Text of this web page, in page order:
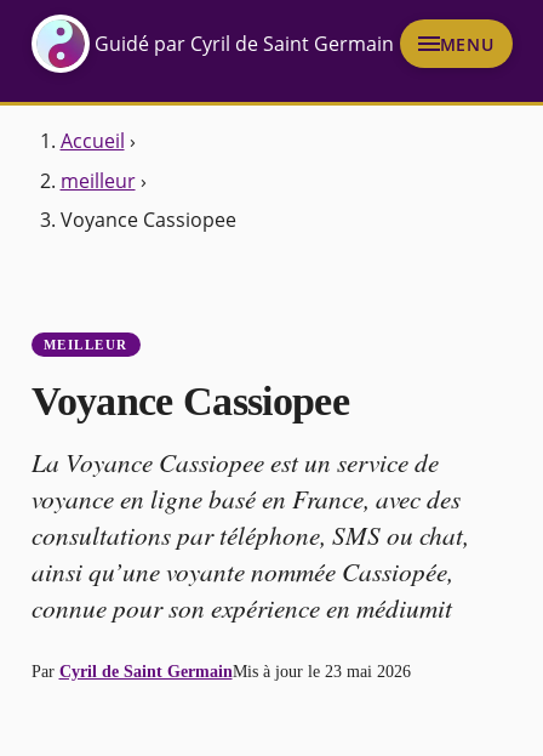
Guidé par Cyril de Saint Germain MENU
Accueil ›
meilleur ›
Voyance Cassiopee
MEILLEUR
Voyance Cassiopee
La Voyance Cassiopee est un service de
voyance en ligne basé en France, avec des
consultations par téléphone, SMS ou chat,
ainsi qu’une voyante nommée Cassiopée,
connue pour son expérience en médiumit
Par Cyril de Saint GermainMis à jour le 23 mai 2026